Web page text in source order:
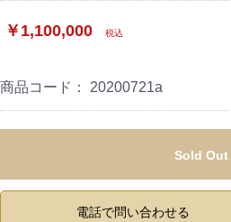
￥1,100,000 税込
商品コード： 20200721a
Sold Out
電話で問い合わせる